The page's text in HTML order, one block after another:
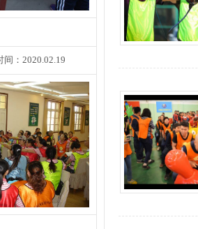
间：2020.02.19
留给他人第一印
，同样…